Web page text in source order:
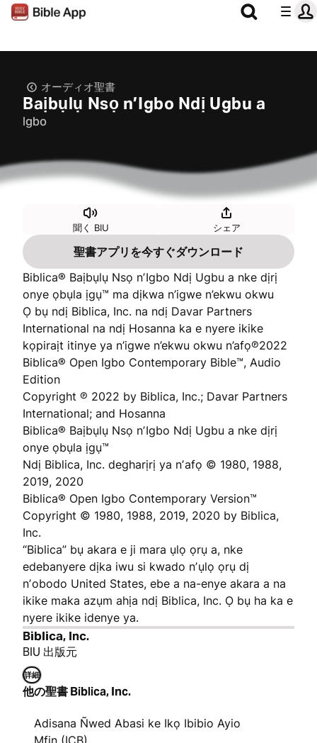
オーディオ聖書
Baịbụlụ Nsọ nʼIgbo Ndị Ugbu a
Igbo
聞く BIU シェア
聖書アプリを今すぐダウンロード
Biblica® Baịbụlụ Nsọ nʼIgbo Ndị Ugbu a nke dịrị
onye ọbụla ịgụ™ ma dịkwa n’igwe n’ekwu okwu
Ọ bụ ndị Biblica, Inc. na ndị Davar Partners
International na ndị Hosanna ka e nyere ikike
kọpiraịt itinye ya n’igwe n’ekwu okwu n’afọ℗2022
Biblica® Open Igbo Contemporary Bible™, Audio
Edition
Copyright ℗ 2022 by Biblica, Inc.; Davar Partners
International; and Hosanna
Biblica® Baịbụlụ Nsọ nʼIgbo Ndị Ugbu a nke dịrị
onye ọbụla ịgụ™
Ndị Biblica, Inc. degharịrị ya nʼafọ © 1980, 1988,
2019, 2020
Biblica® Open Igbo Contemporary Version™
Copyright © 1980, 1988, 2019, 2020 by Biblica,
Inc.
“Biblica” bụ akara e ji mara ụlọ ọrụ a, nke
edebanyere dịka iwu si kwado nʼụlọ ọrụ dị
nʼobodo United States, ebe a na-enye akara a na
ikike maka azụm ahịa ndị Biblica, Inc. Ọ bụ ha ka e
nyere ikike idenye ya.
Biblica, Inc.
BIU 出版元
詳細
他の聖書 Biblica, Inc.
Adisana Ñwed Abasi ke Ikọ Ibibio Ayio
Mfịn (ICB)